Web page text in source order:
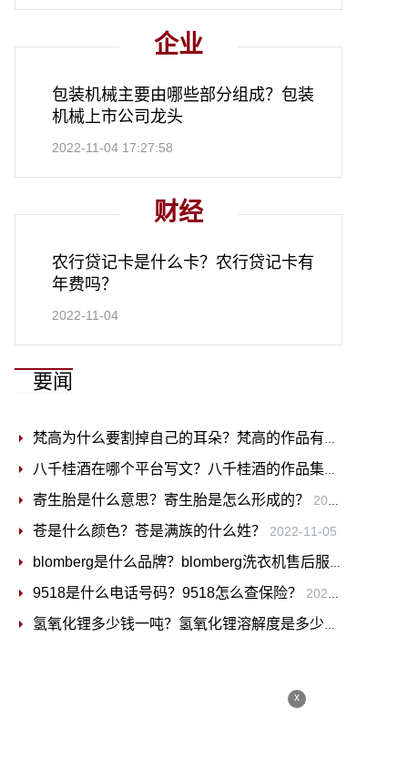
企业
包装机械主要由哪些部分组成？包装
机械上市公司龙头
2022-11-04 17:27:58
财经
农行贷记卡是什么卡？农行贷记卡有
年费吗？
2022-11-04
要闻
梵高为什么要割掉自己的耳朵？梵高的作品有哪些？
八千桂酒在哪个平台写文？八千桂酒的作品集有哪些？
寄生胎是什么意思？寄生胎是怎么形成的？ 2022-11-05
苍是什么颜色？苍是满族的什么姓？ 2022-11-05
blomberg是什么品牌？blomberg洗衣机售后服务电话
9518是什么电话号码？9518怎么查保险？ 2022-11-04
氢氧化锂多少钱一吨？氢氧化锂溶解度是多少？
x